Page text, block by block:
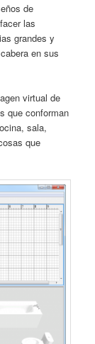
de
las
grandes y
en sus
virtual de
que conforman
sala,
que